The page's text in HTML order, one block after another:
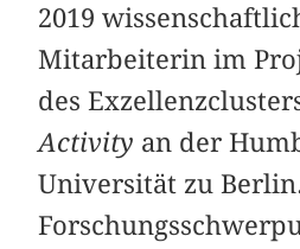
2019
Mitarbeiterin im
des
Activity an der
Universität zu